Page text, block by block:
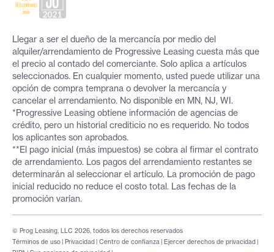
Llegar a ser el dueño de la mercancía por medio del
alquiler/arrendamiento de Progressive Leasing cuesta más que
el precio al contado del comerciante. Solo aplica a artículos
seleccionados. En cualquier momento, usted puede utilizar una
opción de compra temprana o devolver la mercancía y
cancelar el arrendamiento. No disponible en MN, NJ, WI.
*Progressive Leasing obtiene información de agencias de
crédito, pero un historial crediticio no es requerido. No todos
los aplicantes son aprobados.
**El pago inicial (más impuestos) se cobra al firmar el contrato
de arrendamiento. Los pagos del arrendamiento restantes se
determinarán al seleccionar el artículo. La promoción de pago
inicial reducido no reduce el costo total. Las fechas de la
promoción varían.
Términos de uso | Privacidad | Centro de confianza | Ejercer derechos de privacidad |
© Prog Leasing, LLC 2026, todos los derechos reservados